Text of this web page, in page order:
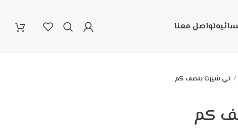
تواصل معنا
تي شيرت بنصف كم
كم